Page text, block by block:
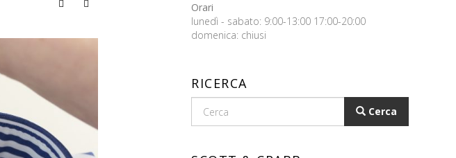
Orari
lunedì - sabato: 9:00-13:00 17:00-20:00
domenica: chiusi
RICERCA
Cerca